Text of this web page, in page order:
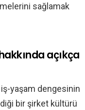
sağlamak
açıkça
iş-yaşam dengesinin
bir şirket kültürü